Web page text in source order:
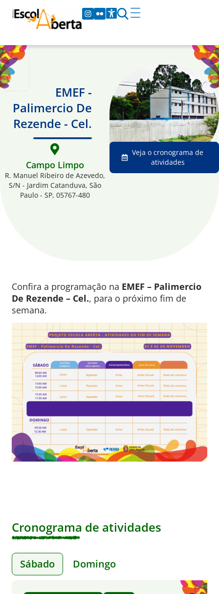
EMEF -
Palimercio De
Rezende - Cel.
Campo Limpo
R. Manuel Ribeiro de Azevedo,
S/N - Jardim Catanduva, São
Paulo - SP, 05767-480
Veja o cronograma de
atividades
Confira a programação na EMEF – Palimercio
De Rezende – Cel., para o próximo fim de
semana.
Cronograma de atividades
Sábado Domingo